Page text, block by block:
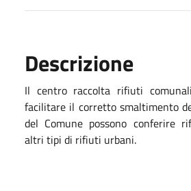
Descrizione
Il centro raccolta rifiuti
facilitare il corretto smaltimento
del Comune possono conferire
altri tipi di rifiuti urbani.